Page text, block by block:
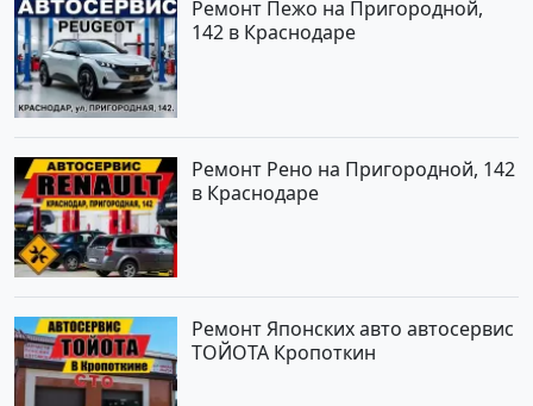
Ремонт Пежо на Пригородной,
142 в Краснодаре
Ремонт Рено на Пригородной, 142
в Краснодаре
Ремонт Японских авто автосервис
ТОЙОТА Кропоткин